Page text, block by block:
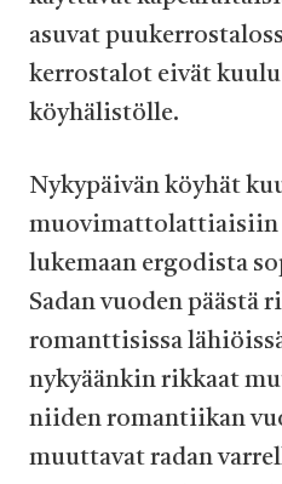
asuvat
kerrostalot eivät
köyhälistölle.
Nykypäivän köyhät
muovimattolattiaisiin
lukemaan ergodista
Sadan vuoden päästä
romanttisissa
nykyäänkin rikkaat
niiden romantiikan
muuttavat radan